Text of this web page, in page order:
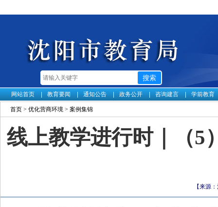
网站首页 教育要闻 通知公告 政务公开 咨询建言 学前教育
首页 > 优化营商环境 > 案例集锦
线上教学进行时｜（5
【来源